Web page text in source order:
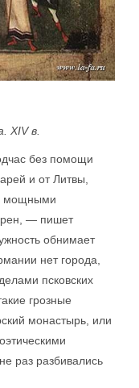
XIV в.
без помощи
и от Литвы,
мощными
— пишет
обнимает
нет города,
псковских
грозные
монастырь, или
раз разбивались